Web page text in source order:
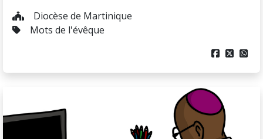
Diocèse de Martinique
Mots de l'évêque
  